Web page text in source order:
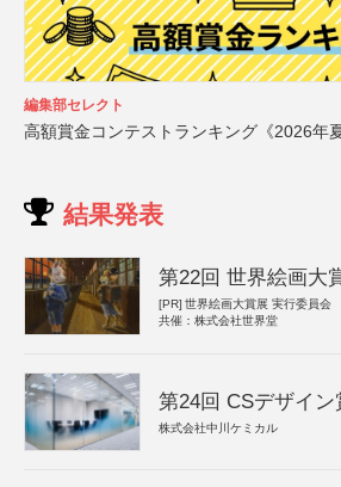
編集部セレクト
高額賞金コンテストランキング《2026年夏
結果発表
第22回 世界絵画大
[PR] 世界絵画大賞展 実行委員会
共催：株式会社世界堂
第24回 CSデザイン
株式会社中川ケミカル